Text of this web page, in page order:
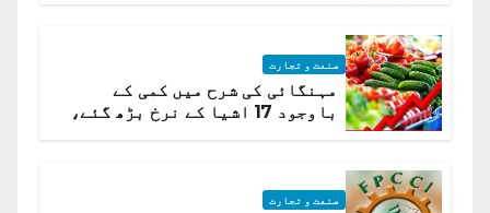
صنعت و تجارت
مہنگائی کی شرح میں کمی کے
باوجود 17 اشیا کے نرخ بڑھ گئے،
صنعت و تجارت